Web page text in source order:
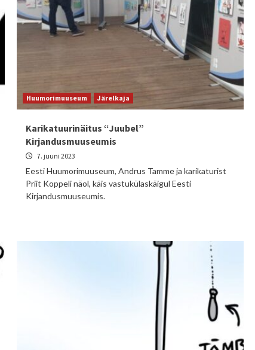
Huumorimuuseum Järelkaja
Karikatuurinäitus “Juubel”
Kirjandusmuuseumis
7. juuni 2023
Eesti Huumorimuuseum, Andrus Tamme ja karikaturist
Priit Koppeli näol, käis vastukülaskäigul Eesti
Kirjandusmuuseumis.